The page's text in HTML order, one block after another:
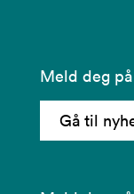
Meld deg
Gå til